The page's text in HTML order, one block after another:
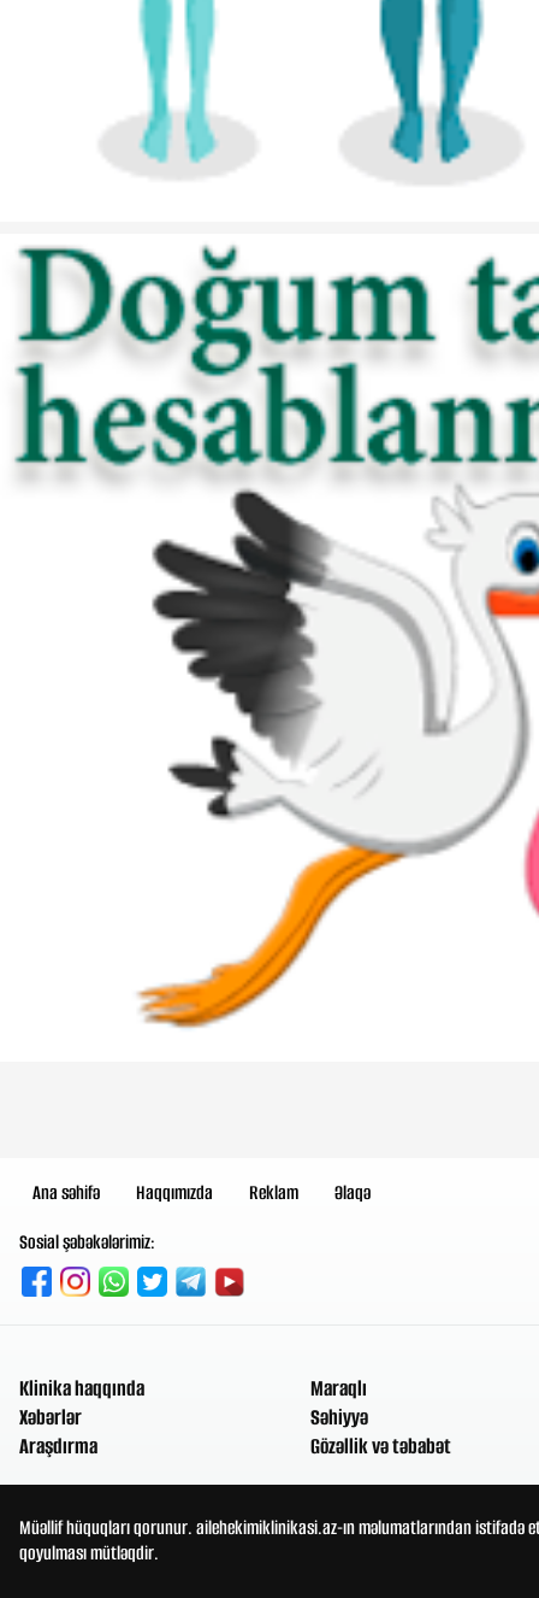
Ana səhifə Haqqımızda Reklam
Əlaqə
Sosial şəbəkələrimiz:
Klinika haqqında
Xəbərlər
Araşdırma
Maraqlı
Səhiyyə
Gözəllik və təbabət
Müəllif hüquqları qorunur. ailehekimiklinikasi.az-ın məlumatlarından
qoyulması mütləqdir.